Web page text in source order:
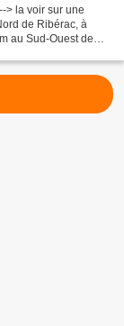
> la voir sur une
de Ribérac, à
au Sud-Ouest de